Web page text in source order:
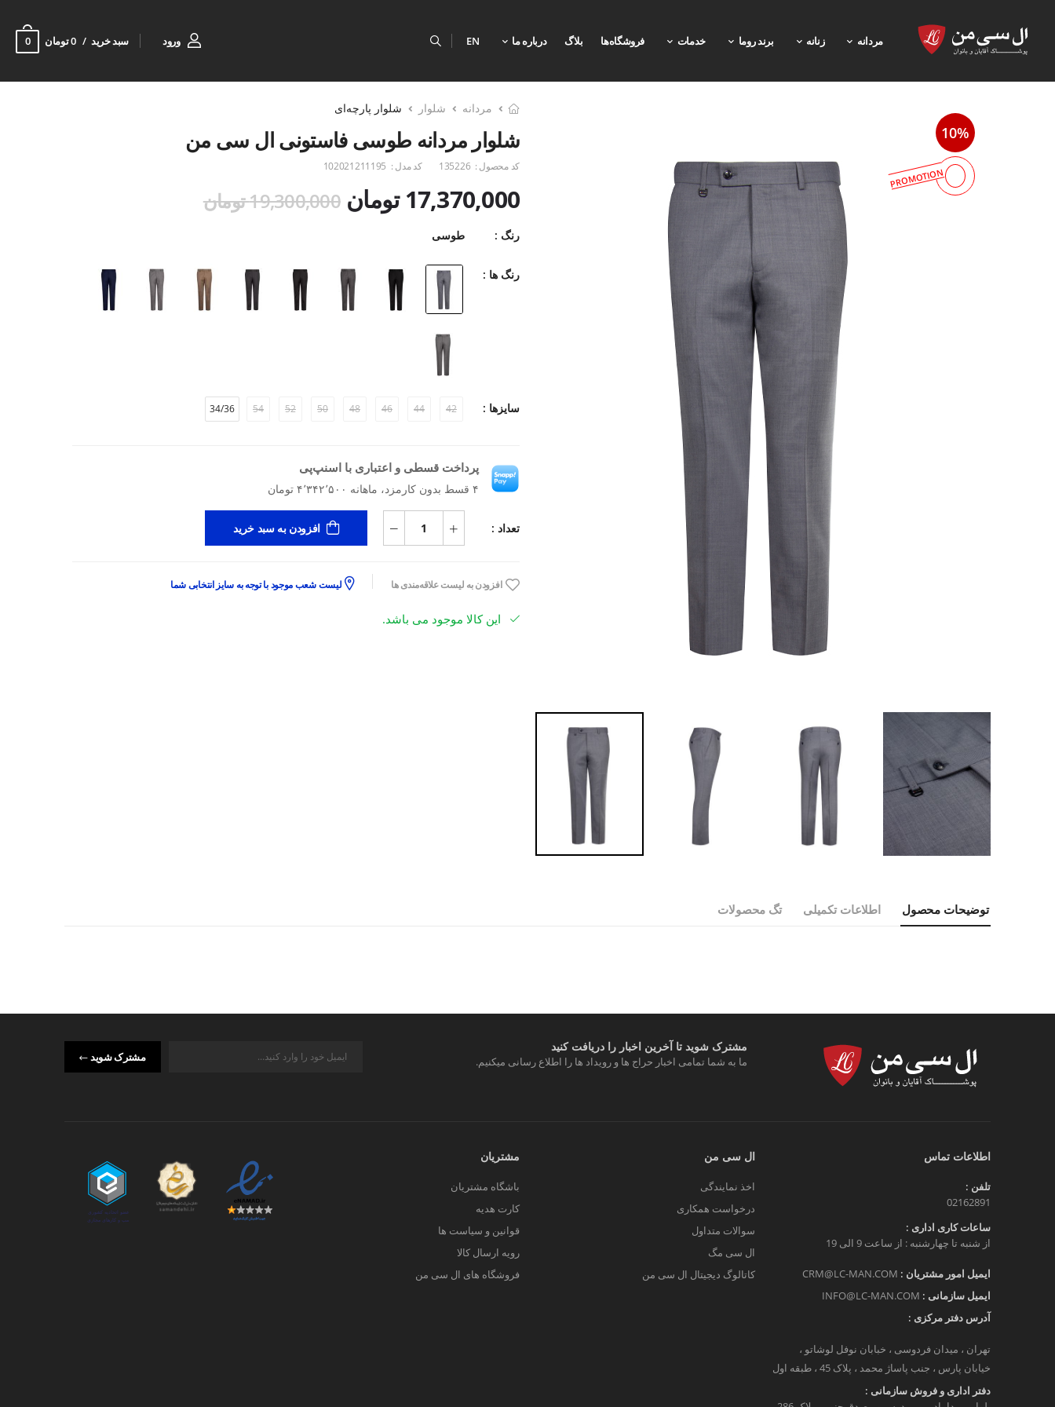
مردانه زنانه برند روما خدمات فروشگاه‌ها بلاگ درباره ما EN ورود سبد خرید 0 تومان 0
10%
PROMOTION
مردانه شلوار شلوار پارچه‌ای
شلوار مردانه طوسی فاستونی ال سی من
کد محصول : 135226 کد مدل : 102021211195
17,370,000 تومان 19,300,000 تومان
رنگ : طوسی
رنگ ها :
سایزها : 42
44
46
48
50
52
54
34/36
پرداخت قسطی و اعتباری با اسنپ‌پی
۴ قسط بدون کارمزد، ماهانه ۴٬۳۴۲٬۵۰۰ تومان
تعداد : افزودن به سبد خرید
افزودن به لیست علاقه‌مندی ها لیست شعب موجود با توجه به سایز انتخابی شما
این کالا موجود می باشد.
توضیحات محصول اطلاعات تکمیلی تگ محصولات
مشترک شوید تا آخرین اخبار را دریافت کنید
ما به شما تمامی اخبار حراج ها و رویداد ها را اطلاع رسانی میکنیم. مشترک شوید
اطلاعات تماس
تلفن :
02162891
ساعات کاری اداری :
از شنبه تا چهارشنبه : از ساعت 9 الی 19
ایمیل امور مشتریان : CRM@LC-MAN.COM
ایمیل سازمانی : INFO@LC-MAN.COM
آدرس دفتر مرکزی :
تهران ، میدان فردوسی ، خبابان نوفل لوشاتو ،
خیابان پارس ، جنب پاساژ محمد ، پلاک 45 ، طبقه اول
دفتر اداری و فروش سازمانی :
ال سی من
اخذ نمایندگی
درخواست همکاری
سوالات متداول
ال سی مگ
کاتالوگ دیجیتال ال سی من
مشتریان
باشگاه مشتریان
کارت هدیه
قوانین و سیاست ها
رویه ارسال کالا
فروشگاه های ال سی من